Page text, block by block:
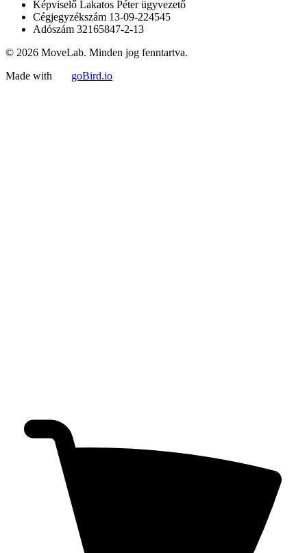
Képviselő Lakatos Péter ügyvezető
Cégjegyzékszám 13-09-224545
Adószám 32165847-2-13
© 2026 MoveLab. Minden jog fenntartva.
Made with
goBird.io